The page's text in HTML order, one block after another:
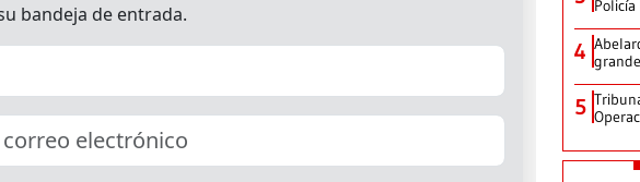
4
5